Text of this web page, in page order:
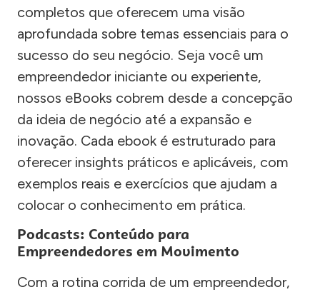
completos que oferecem uma visão
aprofundada sobre temas essenciais para o
sucesso do seu negócio. Seja você um
empreendedor iniciante ou experiente,
nossos eBooks cobrem desde a concepção
da ideia de negócio até a expansão e
inovação. Cada ebook é estruturado para
oferecer insights práticos e aplicáveis, com
exemplos reais e exercícios que ajudam a
colocar o conhecimento em prática.
Podcasts: Conteúdo para
Empreendedores em Movimento
Com a rotina corrida de um empreendedor,